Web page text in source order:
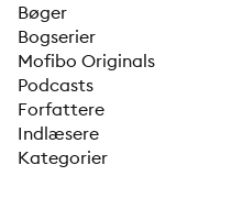
Bøger
Bogserier
Mofibo Originals
Podcasts
Forfattere
Indlæsere
Kategorier